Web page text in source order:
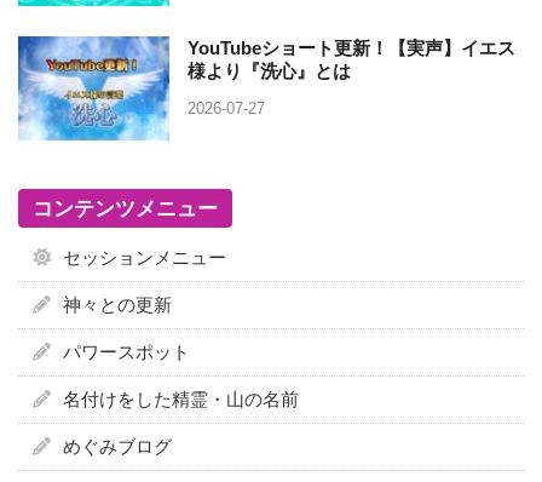
YouTubeショート更新！【実声】イエス
様より『洗心』とは
2026-07-27
コンテンツメニュー
セッションメニュー
神々との更新
パワースポット
名付けをした精霊・山の名前
めぐみブログ